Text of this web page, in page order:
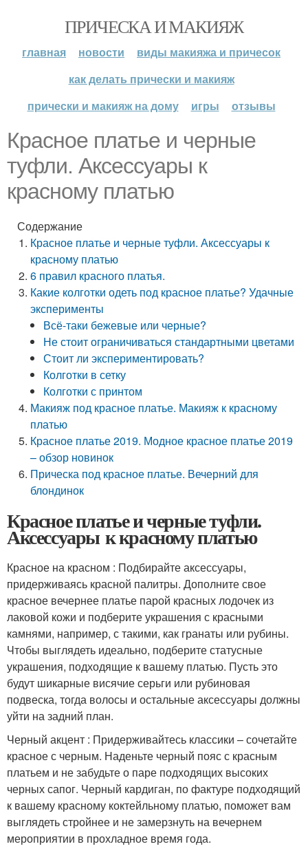
ПРИЧЕСКА И МАКИЯЖ
главная новости
виды макияжа и причесок
как делать прически и макияж
прически и макияж на дому
игры отзывы
Красное платье и черные
туфли. Аксессуары к
красному платью
Содержание
Красное платье и черные туфли. Аксессуары к
красному платью
6 правил красного платья.
Какие колготки одеть под красное платье? Удачные
эксперименты
Всё-таки бежевые или черные?
Не стоит ограничиваться стандартными цветами
Стоит ли экспериментировать?
Колготки в сетку
Колготки с принтом
Макияж под красное платье. Макияж к красному
платью
Красное платье 2019. Модное красное платье 2019
– обзор новинок
Прическа под красное платье. Вечерний для
блондинок
Красное платье и черные туфли.
Аксессуары к красному платью
Красное на красном : Подбирайте аксессуары,
придерживаясь красной палитры. Дополните свое
красное вечернее платье парой красных лодочек из
лаковой кожи и подберите украшения с красными
камнями, например, с такими, как гранаты или рубины.
Чтобы выглядеть идеально, подберите статусные
украшения, подходящие к вашему платью. Пусть это
будут шикарные висячие серьги или рубиновая
подвеска, тогда волосы и остальные аксессуары должны
уйти на задний план.
Черный акцент : Придерживайтесь классики – сочетайте
красное с черным. Наденьте черный пояс с красным
платьем и не забудьте о паре подходящих высоких
черных сапог. Черный кардиган, по фактуре подходящий
к вашему красному коктейльному платью, поможет вам
выглядеть стройнее и не замерзнуть на вечернем
мероприятии в прохладное время года.